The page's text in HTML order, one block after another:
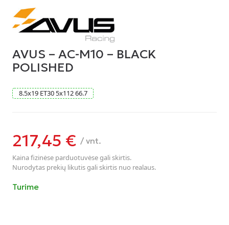
AVUS – AC-M10 – BLACK
POLISHED
8.5x19 ET30 5x11266.7
217,45 € / vnt.
Kaina fizinėse parduotuvėse gali skirtis.
Nurodytas prekių likutis gali skirtis nuo realaus.
Turime